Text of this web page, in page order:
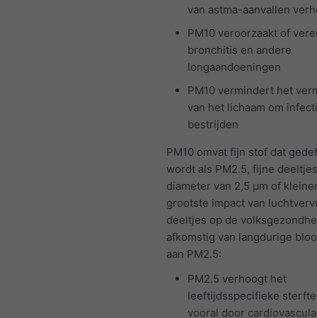
van astma-aanvallen
PM10 veroorzaakt of
bronchitis en andere
longaandoeningen
PM10 vermindert het
van het lichaam om
bestrijden
PM10 omvat fijn stof dat
wordt als PM2.5, fijne
diameter van 2,5 μm of
grootste impact van
deeltjes op de
afkomstig van langdurige
aan PM2.5:
PM2.5 verhoogt het
leeftijdsspecifieke
vooral door